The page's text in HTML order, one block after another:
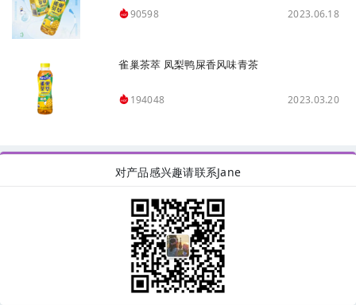
90598 2023.06.18
雀巢茶萃 凤梨鸭屎香风味青茶
194048 2023.03.20
对产品感兴趣请联系Jane